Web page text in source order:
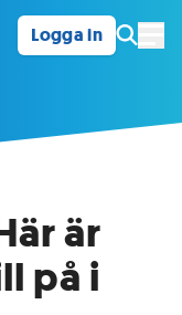
Logga in
är
på i